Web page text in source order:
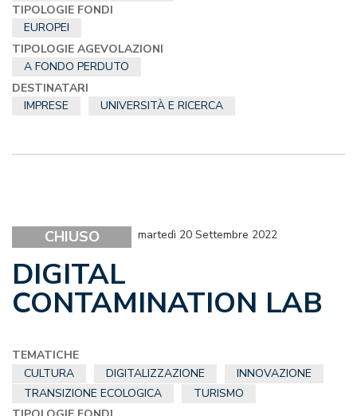
TIPOLOGIE FONDI
EUROPEI
TIPOLOGIE AGEVOLAZIONI
A FONDO PERDUTO
DESTINATARI
IMPRESE
UNIVERSITÀ E RICERCA
CHIUSO martedì 20 Settembre 2022
DIGITAL
CONTAMINATION LAB
TEMATICHE
CULTURA
DIGITALIZZAZIONE
INNOVAZIONE
TRANSIZIONE ECOLOGICA
TURISMO